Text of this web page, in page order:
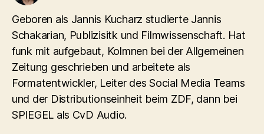
Geboren als Jannis Kucharz studierte Jannis
Schakarian, Publizisitk und Filmwissenschaft. Hat
funk mit aufgebaut, Kolmnen bei der Allgemeinen
Zeitung geschrieben und arbeitete als
Formatentwickler, Leiter des Social Media Teams
und der Distributionseinheit beim ZDF, dann bei
SPIEGEL als CvD Audio.